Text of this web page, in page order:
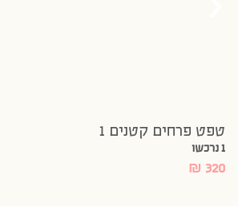
טפט פרחים קטנים 1
1 נרכשו
₪ 320